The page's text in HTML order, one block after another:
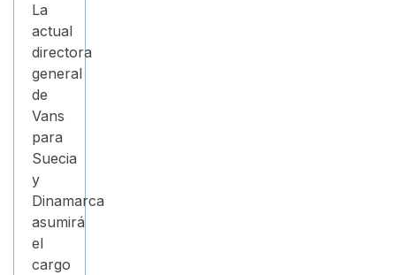
La
actual
directora
general
de
Vans
para
Suecia
y
Dinamarca
asumirá
el
cargo